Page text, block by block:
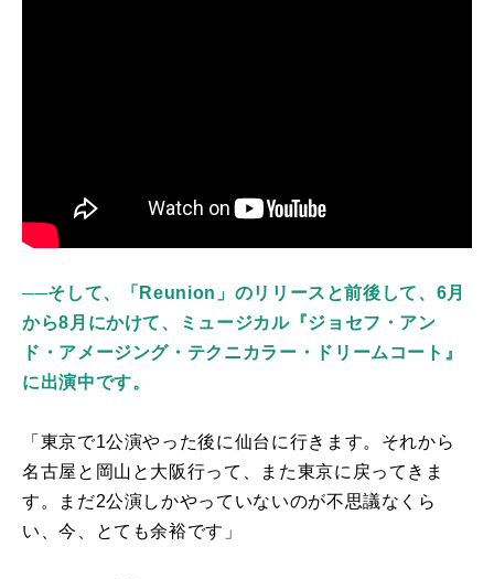
──そして、「Reunion」のリリースと前後して、6月
から8月にかけて、ミュージカル『ジョセフ・アン
ド・アメージング・テクニカラー・ドリームコート』
に出演中です。
「東京で1公演やった後に仙台に行きます。それから
名古屋と岡山と大阪行って、また東京に戻ってきま
す。まだ2公演しかやっていないのが不思議なくら
い、今、とても余裕です」